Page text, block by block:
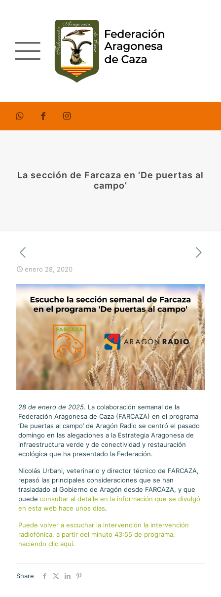
La sección de Farcaza en ‘De puertas al
campo’
enero 28, 2020
28 de enero de 2025. La colaboración semanal de la
Federación Aragonesa de Caza (FARCAZA) en el programa
‘De puertas al campo’ de Aragón Radio se centró el pasado
domingo en las alegaciones a la Estrategia Aragonesa de
infraestructura verde y de conectividad y restauración
ecológica que ha presentado la Federación.
Nicolás Urbani, veterinario y director técnico de FARCAZA,
repasó las principales consideraciones que se han
trasladado al Gobierno de Aragón desde FARCAZA, y que
puede consultar al detalle en la información que se divulgó
en esta web hace unos días.
Puede volver a escuchar la intervención la intervención
radiofónica, a partir del minuto 43:55 de programa,
haciendo clic aquí.
Share